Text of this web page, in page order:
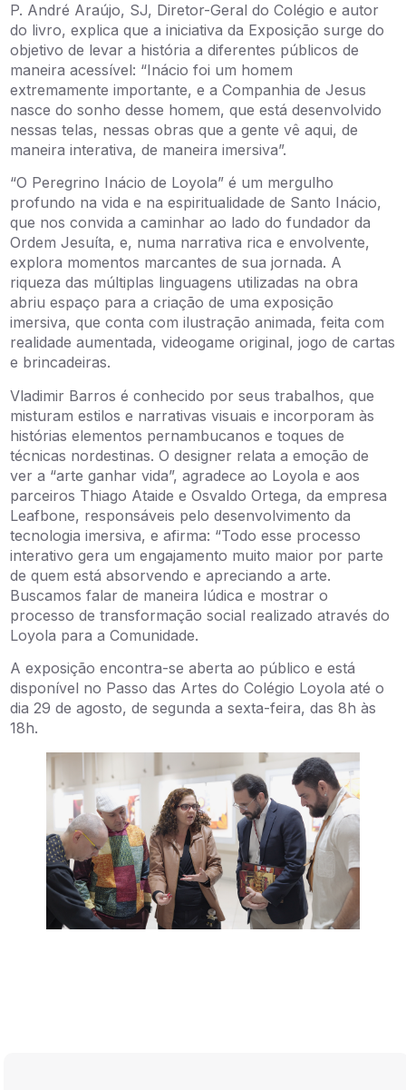
P. André Araújo, SJ, Diretor-Geral do Colégio e autor
do livro, explica que a iniciativa da Exposição surge do
objetivo de levar a história a diferentes públicos de
maneira acessível: “Inácio foi um homem
extremamente importante, e a Companhia de Jesus
nasce do sonho desse homem, que está desenvolvido
nessas telas, nessas obras que a gente vê aqui, de
maneira interativa, de maneira imersiva”.
“O Peregrino Inácio de Loyola” é um mergulho
profundo na vida e na espiritualidade de Santo Inácio,
que nos convida a caminhar ao lado do fundador da
Ordem Jesuíta, e, numa narrativa rica e envolvente,
explora momentos marcantes de sua jornada. A
riqueza das múltiplas linguagens utilizadas na obra
abriu espaço para a criação de uma exposição
imersiva, que conta com ilustração animada, feita com
realidade aumentada, videogame original, jogo de cartas
e brincadeiras.
Vladimir Barros é conhecido por seus trabalhos, que
misturam estilos e narrativas visuais e incorporam às
histórias elementos pernambucanos e toques de
técnicas nordestinas. O designer relata a emoção de
ver a “arte ganhar vida”, agradece ao Loyola e aos
parceiros Thiago Ataide e Osvaldo Ortega, da empresa
Leafbone, responsáveis pelo desenvolvimento da
tecnologia imersiva, e afirma: “Todo esse processo
interativo gera um engajamento muito maior por parte
de quem está absorvendo e apreciando a arte.
Buscamos falar de maneira lúdica e mostrar o
processo de transformação social realizado através do
Loyola para a Comunidade.
A exposição encontra-se aberta ao público e está
disponível no Passo das Artes do Colégio Loyola até o
dia 29 de agosto, de segunda a sexta-feira, das 8h às
18h.